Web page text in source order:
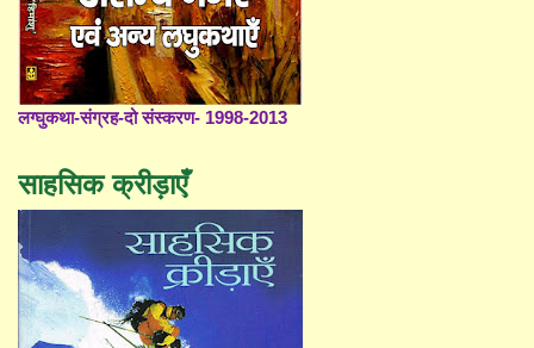
लग्घुकथा-संग्रह-दो संस्करण- 1998-2013
साहसिक क्रीड़ाएँ